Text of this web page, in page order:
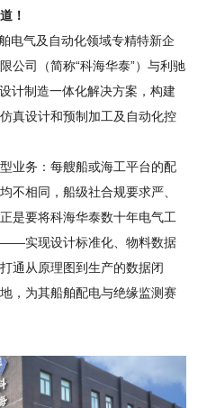
！
电气及自动化领域专精特新企
司（简称“科海华泰”）与利驰
计制造一体化解决方案，构建
真设计和预制加工及自动化控
业务：每艘船或海工平台的配
不相同，船级社合规要求严、
是要将科海华泰数十年电气工
实现设计标准化、物料数据
通从原理图到生产的数据闭
，为其船舶配电与绝缘监测赛